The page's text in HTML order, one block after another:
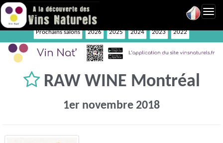
Prochains salons 2026 2025 2024 2023 2022
RAW WINE Montréal
1er novembre 2018